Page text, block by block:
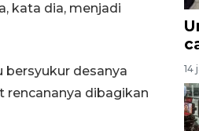
kata dia, menjadi
bersyukur desanya
rencananya dibagikan
14